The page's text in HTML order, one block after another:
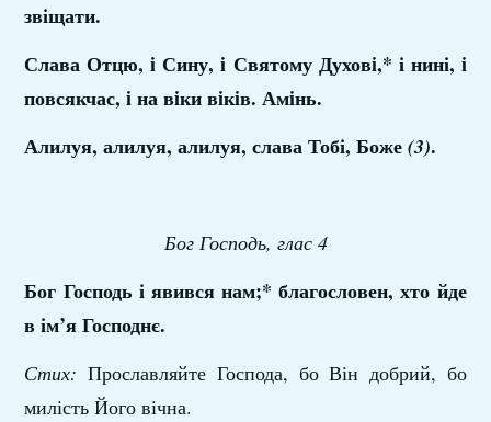
звіщати.
Слава Отцю, i Сину, i Святому Духовi,* і нині, i
повсякчас, i на вiки вiкiв. Амiнь.
Алилуя, алилуя, алилуя, слава Тобі, Боже(3).
Бог Господь, глас 4
Бог Господь і явився нам;* благословен, хто йде
в ім’я Господнє.
Стих: Прославляйте Господа, бо Він добрий, бо
милість Його вічна.